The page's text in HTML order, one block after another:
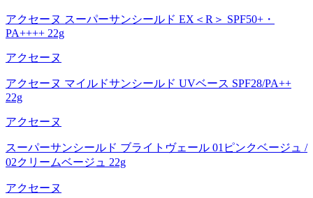
アクセーヌ スーパーサンシールド EX＜R＞ SPF50+・
PA++++ 22g
アクセーヌ
アクセーヌ マイルドサンシールド UVベース SPF28/PA++
22g
アクセーヌ
スーパーサンシールド ブライトヴェール 01ピンクベージュ /
02クリームベージュ 22g
アクセーヌ